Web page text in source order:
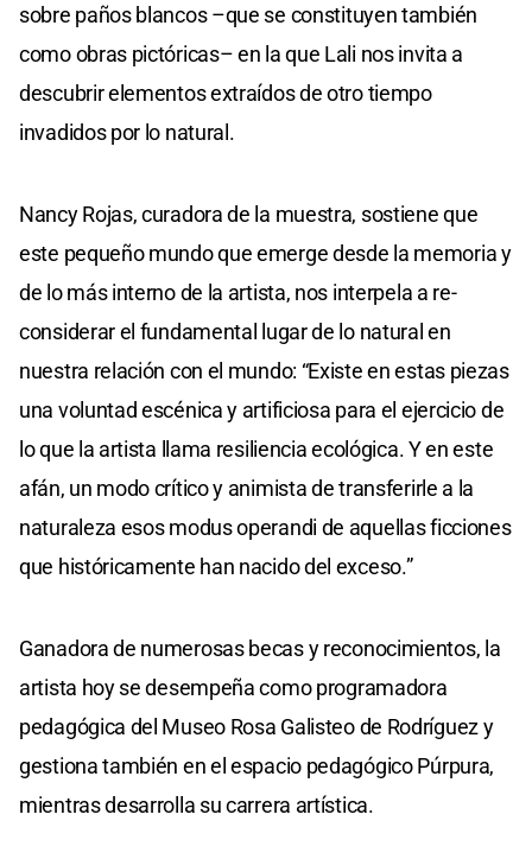
sobre paños blancos –que se constituyen también
como obras pictóricas– en la que Lali nos invita a
descubrir elementos extraídos de otro tiempo
invadidos por lo natural.
Nancy Rojas, curadora de la muestra, sostiene que
este pequeño mundo que emerge desde la memoria y
de lo más interno de la artista, nos interpela a re-
considerar el fundamental lugar de lo natural en
nuestra relación con el mundo: “Existe en estas piezas
una voluntad escénica y artificiosa para el ejercicio de
lo que la artista llama resiliencia ecológica. Y en este
afán, un modo crítico y animista de transferirle a la
naturaleza esos modus operandi de aquellas ficciones
que históricamente han nacido del exceso.”
Ganadora de numerosas becas y reconocimientos, la
artista hoy se desempeña como programadora
pedagógica del Museo Rosa Galisteo de Rodríguez y
gestiona también en el espacio pedagógico Púrpura,
mientras desarrolla su carrera artística.